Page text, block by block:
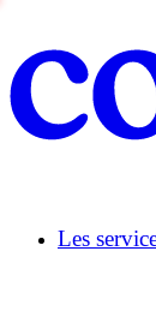
Les